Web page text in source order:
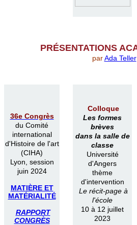
PRÉSENTATIONS
parAda Teller
36e Congrès
du Comité
international
d'Histoire de l'art
(CIHA)
Lyon, session
juin 2024
MATIÈRE ET
MATÉRIALITÉ
RAPPORT
CONGRÈS
Colloque
Les formes
brèves
dans la salle de
classe
Université
d'Angers
thème
d'intervention
Le récit-page à
l'école
10 à 12 juillet
2023